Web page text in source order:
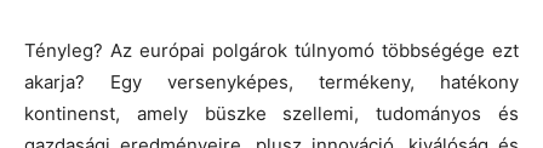
Tényleg? Az európai polgárok túlnyomó többségége ezt
akarja? Egy versenyképes, termékeny, hatékony
kontinenst, amely büszke szellemi, tudományos és